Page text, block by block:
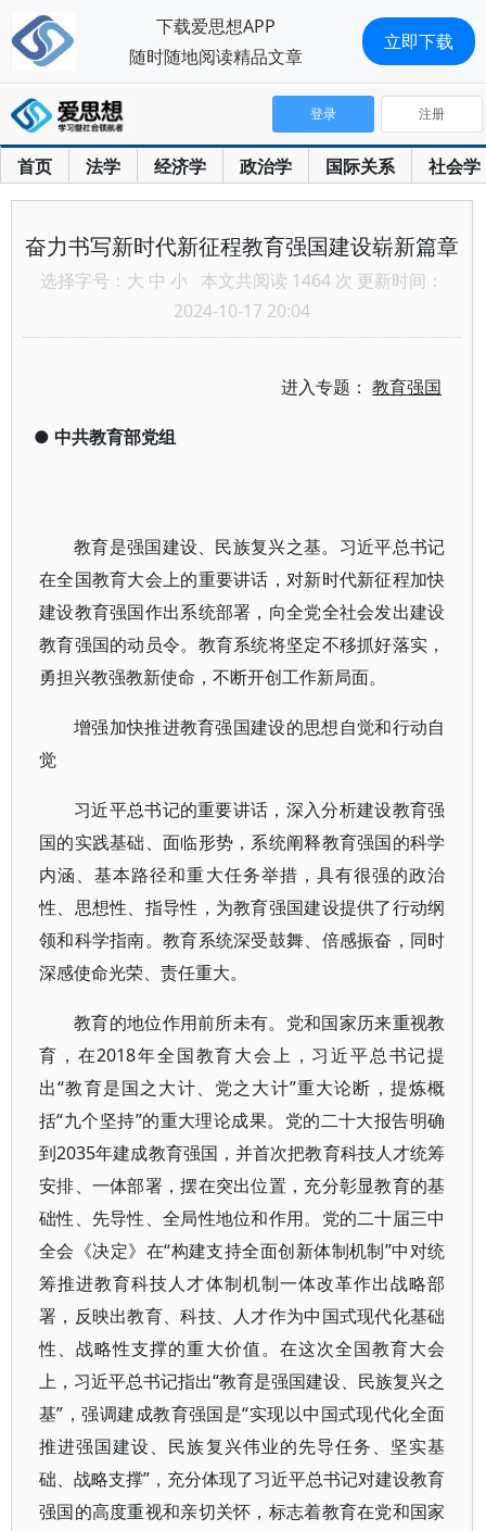
首页 法学 经济学 政治学 国际关系 社会学
登录 注册
奋力书写新时代新征程教育强国建设崭新篇章
选择字号： 大 中 小 本文共阅读 1464 次 更新时间：
2024-10-17 20:04
进入专题：教育强国
● 中共教育部党组
教育是强国建设、民族复兴之基。习近平总书记
在全国教育大会上的重要讲话，对新时代新征程加快
建设教育强国作出系统部署，向全党全社会发出建设
教育强国的动员令。教育系统将坚定不移抓好落实，
勇担兴教强教新使命，不断开创工作新局面。
增强加快推进教育强国建设的思想自觉和行动自
觉
习近平总书记的重要讲话，深入分析建设教育强
国的实践基础、面临形势，系统阐释教育强国的科学
内涵、基本路径和重大任务举措，具有很强的政治
性、思想性、指导性，为教育强国建设提供了行动纲
领和科学指南。教育系统深受鼓舞、倍感振奋，同时
深感使命光荣、责任重大。
教育的地位作用前所未有。党和国家历来重视教
育，在2018年全国教育大会上，习近平总书记提
出“教育是国之大计、党之大计”重大论断，提炼概
括“九个坚持”的重大理论成果。党的二十大报告明确
到2035年建成教育强国，并首次把教育科技人才统筹
安排、一体部署，摆在突出位置，充分彰显教育的基
础性、先导性、全局性地位和作用。党的二十届三中
全会《决定》在“构建支持全面创新体制机制”中对统
筹推进教育科技人才体制机制一体改革作出战略部
署，反映出教育、科技、人才作为中国式现代化基础
性、战略性支撑的重大价值。在这次全国教育大会
上，习近平总书记指出“教育是强国建设、民族复兴之
基”，强调建成教育强国是“实现以中国式现代化全面
推进强国建设、民族复兴伟业的先导任务、坚实基
础、战略支撑”，充分体现了习近平总书记对建设教育
强国的高度重视和亲切关怀，标志着教育在党和国家
下载爱思想APP
随时随地阅读精品文章
立即下载